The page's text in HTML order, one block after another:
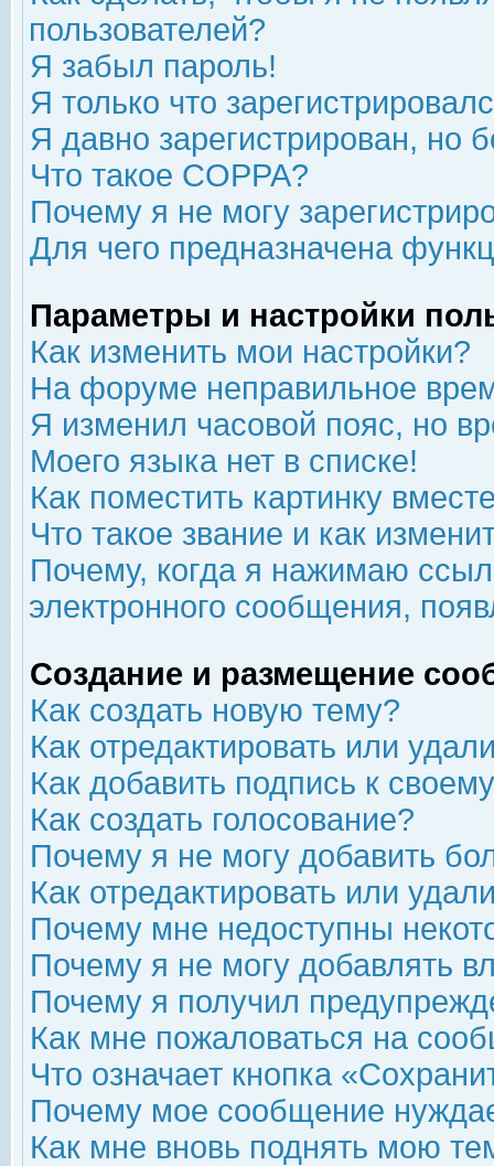
пользователей?
Я забыл пароль!
Я только что
Я давно зарегистрирован, но
Что такое COPPA?
Почему я не могу
Для чего предназначена
Параметры и настройки
Как изменить мои настройки?
На форуме неправильное
Я изменил часовой пояс, но
Моего языка нет в списке!
Как поместить картинку
Что такое звание и как
Почему, когда я нажимаю
электронного сообщения,
Создание и размещение
Как создать новую тему?
Как отредактировать или
Как добавить подпись к
Как создать голосование?
Почему я не могу добавить
Как отредактировать или
Почему мне недоступны
Почему я не могу добавлять
Почему я получил
Как мне пожаловаться на
Что означает кнопка
Почему мое сообщение
Как мне вновь поднять мою